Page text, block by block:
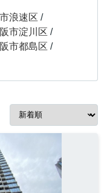
浪速区 /
市淀川区 /
市都島区 /